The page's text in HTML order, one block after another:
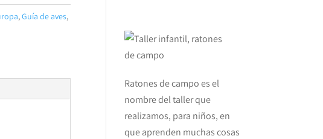
,Guía de aves,
Ratones de campo es el
nombre del taller que
realizamos, para niños, en
que aprenden muchas cosas